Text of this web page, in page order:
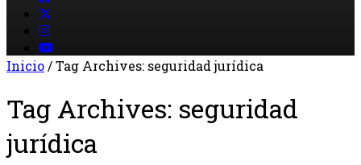
Inicio/Tag Archives: seguridad jurídica
Tag Archives: seguridad
jurídica